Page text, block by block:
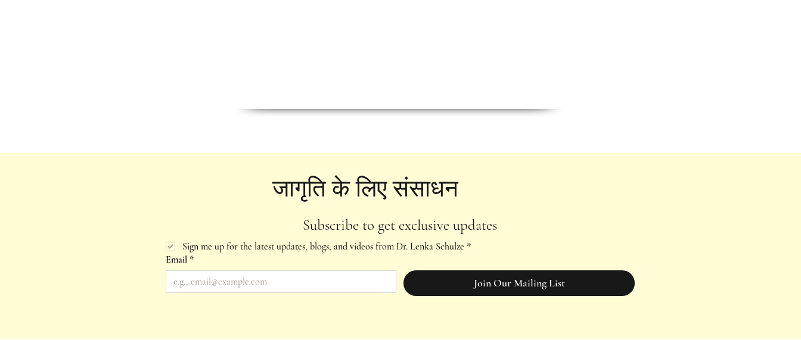
जागृति के लिए संसाधन
Subscribe to get exclusive updates
Sign me up for the latest updates, blogs, and videos from Dr. Lenka Schulze *
Email *
Join Our Mailing List